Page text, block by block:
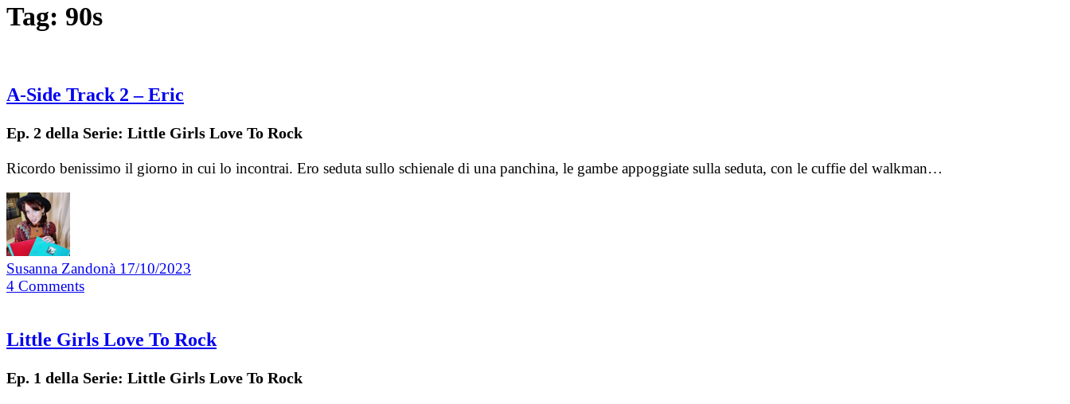
Tag: 90s
A-Side Track 2 – Eric
Ep. 2 della Serie: Little Girls Love To Rock
Ricordo benissimo il giorno in cui lo incontrai. Ero seduta sullo schienale di una panchina, le gambe appoggiate sulla seduta, con le cuffie del walkman…
Susanna Zandonà 17/10/2023
4 Comments
Little Girls Love To Rock
Ep. 1 della Serie: Little Girls Love To Rock